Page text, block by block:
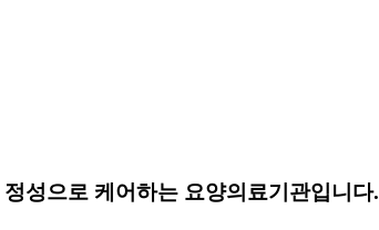
정성으로 케어하는 요양의료기관입니다.